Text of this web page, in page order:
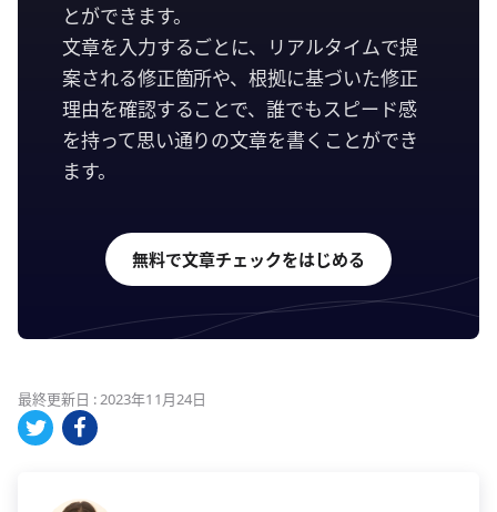
とができます。
文章を入力するごとに、リアルタイムで提
案される修正箇所や、根拠に基づいた修正
理由を確認することで、誰でもスピード感
を持って思い通りの文章を書くことができ
ます。
無料で文章チェックをはじめる
最終更新日 : 2023年11月24日